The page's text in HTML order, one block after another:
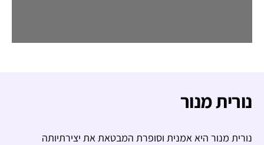
נורית מנור
נורית מנור היא אמנית וסופרת המבטאת את יצירתיותה